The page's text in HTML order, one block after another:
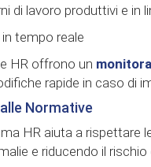
di lavoro produttivi e in
tempo reale
HR offrono un
rapide in caso di
Normative
HR aiuta a rispettare
e riducendo il rischio